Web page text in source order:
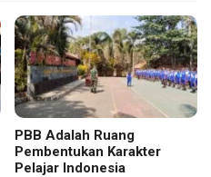
PBB Adalah Ruang
Pembentukan Karakter
Pelajar Indonesia